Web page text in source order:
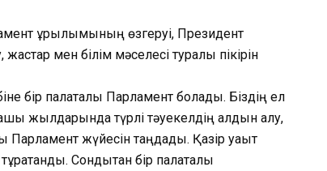
құрылымының өзгеруі, Президент
жастар мен білім мәселесі туралы пікірін
бір палаталы Парламент болады. Біздің ел
жылдарында түрлі тәуекелдің алдын алу,
Парламент жүйесін таңдады. Қазір уақыт
Сондықтан бір палаталы